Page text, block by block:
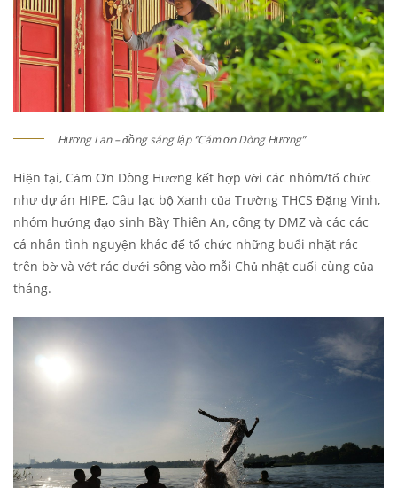
Hương Lan – đồng sáng lập “Cám ơn Dòng Hương”
Hiện tại, Cảm Ơn Dòng Hương kết hợp với các nhóm/tổ chức
như dự án HIPE, Câu lạc bộ Xanh của Trường THCS Đặng Vinh,
nhóm hướng đạo sinh Bầy Thiên An, công ty DMZ và các các
cá nhân tình nguyện khác để tổ chức những buổi nhặt rác
trên bờ và vớt rác dưới sông vào mỗi Chủ nhật cuối cùng của
tháng.